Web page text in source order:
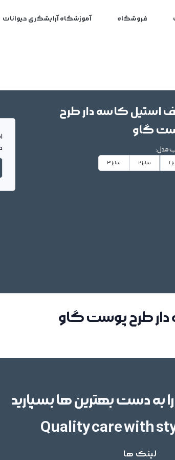
فروشگاه آموزشگاه آرایشگری حیوانات
استیل کاسه دار طرح
گاو
مدل:
1 سایز 2 سایز 3
دار طرح پوست گاو
به دست بهترین ها بسپارید
Quality care with
لینک ها